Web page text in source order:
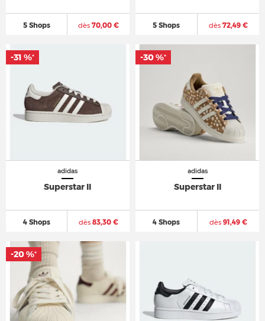
5 Shops dès70,00 € 5 Shops dès72,49 €
adidas
Superstar II
4 Shops dès83,30 €
-31 %*
adidas
Superstar II
4 Shops dès91,49 €
-30 %*
-20 %*